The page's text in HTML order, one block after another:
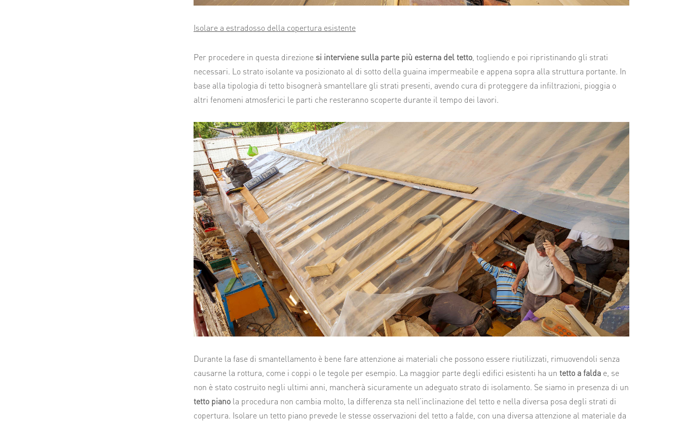
Isolare a estradosso della copertura esistente
Per procedere in questa direzione si interviene sulla parte più esterna del tetto , togliendo e poi ripristinando gli strati
necessari. Lo strato isolante va posizionato al di sotto della guaina impermeabile e appena sopra alla struttura portante. In
base alla tipologia di tetto bisognerà smantellare gli strati presenti, avendo cura di proteggere da infiltrazioni, pioggia o
altri fenomeni atmosferici le parti che resteranno scoperte durante il tempo dei lavori.
Durante la fase di smantellamento è bene fare attenzione ai materiali che possono essere riutilizzati, rimuovendoli senza
causarne la rottura, come i coppi o le tegole per esempio. La maggior parte degli edifici esistenti ha un tetto a falda e, se
non è stato costruito negli ultimi anni, mancherà sicuramente un adeguato strato di isolamento. Se siamo in presenza di un
tetto piano la procedura non cambia molto, la differenza sta nell’inclinazione del tetto e nella diversa posa degli strati di
copertura. Isolare un tetto piano prevede le stesse osservazioni del tetto a falde, con una diversa attenzione al materiale da